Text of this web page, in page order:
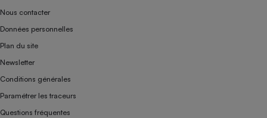
Nous contacter
Données personnelles
Plan du site
Newsletter
Conditions générales
Paramétrer les traceurs
Questions fréquentes